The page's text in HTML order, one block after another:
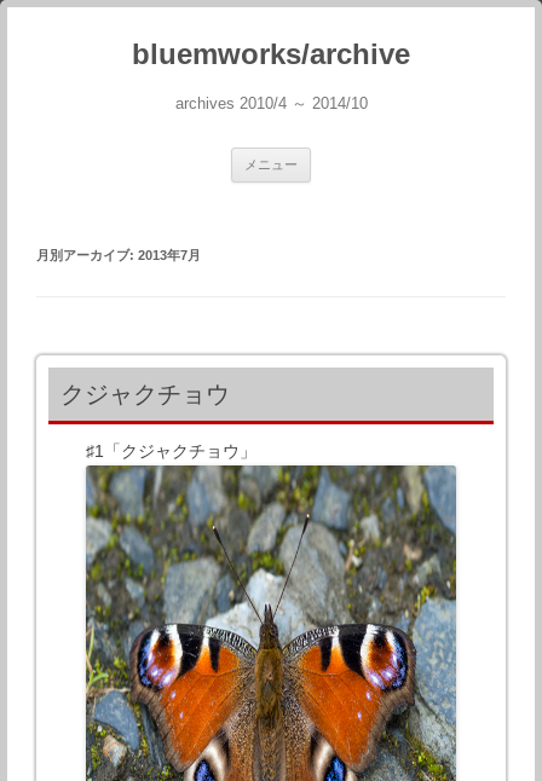
bluemworks/archive
archives 2010/4 ～ 2014/10
メニュー
月別アーカイブ: 2013年7月
クジャクチョウ
♯1「クジャクチョウ」